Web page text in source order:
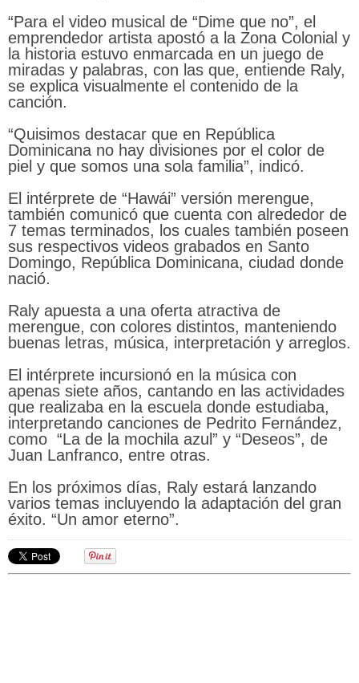
“Para el video musical de “Dime que no”, el
emprendedor artista apostó a la Zona Colonial y
la historia estuvo enmarcada en un juego de
miradas y palabras, con las que, entiende Raly,
se explica visualmente el contenido de la
canción.
“Quisimos destacar que en República
Dominicana no hay divisiones por el color de
piel y que somos una sola familia”, indicó.
El intérprete de “Hawái” versión merengue,
también comunicó que cuenta con alrededor de
7 temas terminados, los cuales también poseen
sus respectivos videos grabados en Santo
Domingo, República Dominicana, ciudad donde
nació.
Raly apuesta a una oferta atractiva de
merengue, con colores distintos, manteniendo
buenas letras, música, interpretación y arreglos.
El intérprete incursionó en la música con
apenas siete años, cantando en las actividades
que realizaba en la escuela donde estudiaba,
interpretando canciones de Pedrito Fernández,
como “La de la mochila azul” y “Deseos”, de
Juan Lanfranco, entre otras.
En los próximos días, Raly estará lanzando
varios temas incluyendo la adaptación del gran
éxito. “Un amor eterno”.